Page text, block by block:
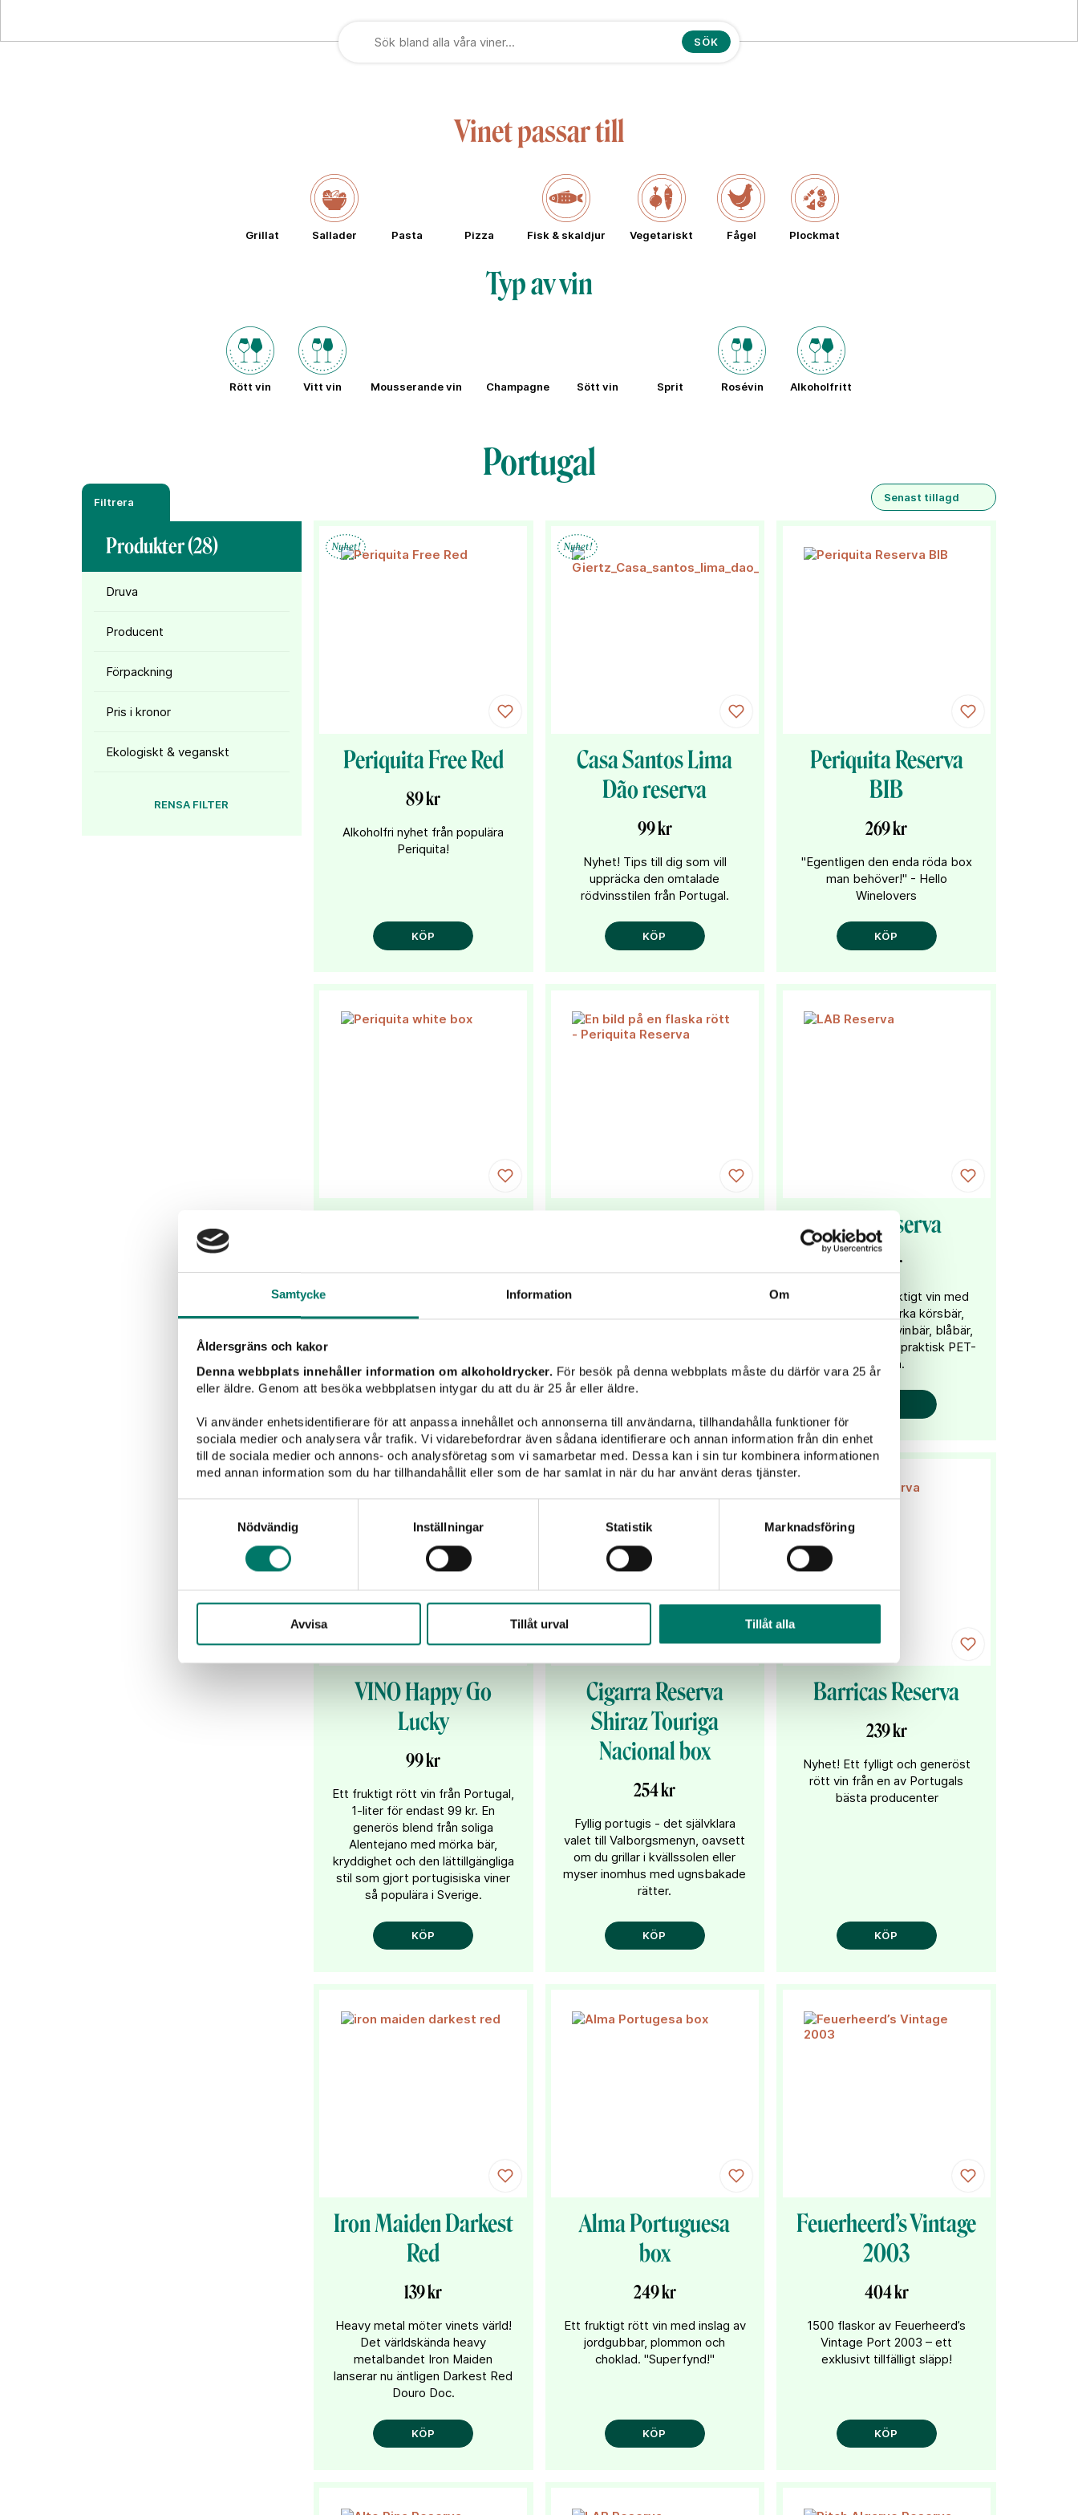
Samtycke Information Om
Åldersgräns och kakor
Denna webbplats innehåller information om alkoholdrycker. För besök på denna webbplats måste du därför vara 25 år
eller äldre. Genom att besöka webbplatsen intygar du att du är 25 år eller äldre.
Vi använder enhetsidentifierare för att anpassa innehållet och annonserna till användarna, tillhandahålla funktioner för
sociala medier och analysera vår trafik. Vi vidarebefordrar även sådana identifierare och annan information från din enhet
till de sociala medier och annons- och analysföretag som vi samarbetar med. Dessa kan i sin tur kombinera informationen
med annan information som du har tillhandahållit eller som de har samlat in när du har använt deras tjänster.
Nödvändig
Inställningar Statistik Marknadsföring
Avvisa Tillåt urval Tillåt alla
SÖK
Vinet passar till
Grillat Sallader Pasta Pizza Fisk & skaldjur Vegetariskt Fågel Plockmat
Typ av vin
Rött vin Vitt vin Mousserande vin Champagne Sött vin Sprit Rosévin Alkoholfritt
Portugal
Filtrera
Produkter (28)
Druva
Producent
Förpackning
Pris i kronor
Ekologiskt & veganskt
RENSA FILTER
Senast tillagd
Periquita Free Red
89 kr
Alkoholfri nyhet från populära
Periquita!
KÖP
Casa Santos Lima
Dão reserva
99 kr
Nyhet! Tips till dig som vill
uppräcka den omtalade
rödvinsstilen från Portugal.
KÖP
Periquita Reserva
BIB
269 kr
"Egentligen den enda röda box
man behöver!" - Hello
Winelovers
KÖP
ungdomligt med smaker av
LAB Reserva
87 kr
Ett fylligt och fruktigt vin med
inslag av fat, mörka körsbär,
plommon, svarta vinbär, blåbär,
choklad och vanilj i praktisk PET-
flaska.
VINO Happy Go
Lucky
99 kr
Ett fruktigt rött vin från Portugal,
1-liter för endast 99 kr. En
generös blend från soliga
Alentejano med mörka bär,
kryddighet och den lättillgängliga
stil som gjort portugisiska viner
så populära i Sverige.
KÖP
Cigarra Reserva
Shiraz Touriga
Nacional box
254 kr
Fyllig portugis - det självklara
valet till Valborgsmenyn, oavsett
om du grillar i kvällssolen eller
myser inomhus med ugnsbakade
rätter.
KÖP
Barricas Reserva
239 kr
Nyhet! Ett fylligt och generöst
rött vin från en av Portugals
bästa producenter
KÖP
Iron Maiden Darkest
Red
139 kr
Heavy metal möter vinets värld!
Det världskända heavy
metalbandet Iron Maiden
lanserar nu äntligen Darkest Red
Douro Doc.
KÖP
Alma Portuguesa
box
249 kr
Ett fruktigt rött vin med inslag av
jordgubbar, plommon och
choklad. "Superfynd!"
KÖP
Feuerheerd’s Vintage
2003
404 kr
1500 flaskor av Feuerheerd’s
Vintage Port 2003 – ett
exklusivt tillfälligt släpp!
KÖP